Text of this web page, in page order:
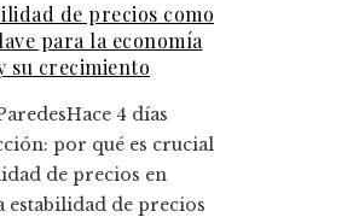
de precios como
para la economía
su crecimiento
Hace 4 días
por qué es crucial
de precios en
estabilidad de precios